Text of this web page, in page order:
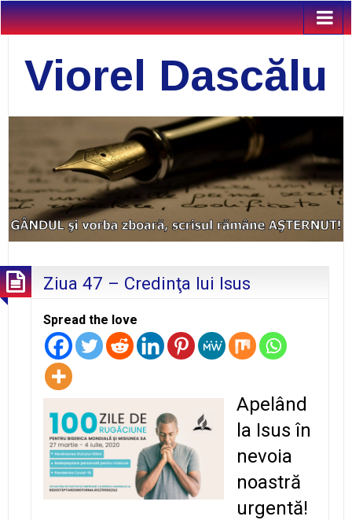
Viorel Dascălu
Ziua 47 – Credinţa lui Isus
Spread the love
Apelând
la Isus în
nevoia
noastră
urgentă!